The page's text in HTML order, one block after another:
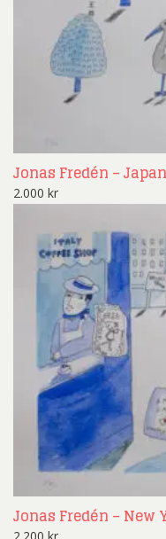
Jonas Fredén –
2.000 kr
Jonas Fredén – New